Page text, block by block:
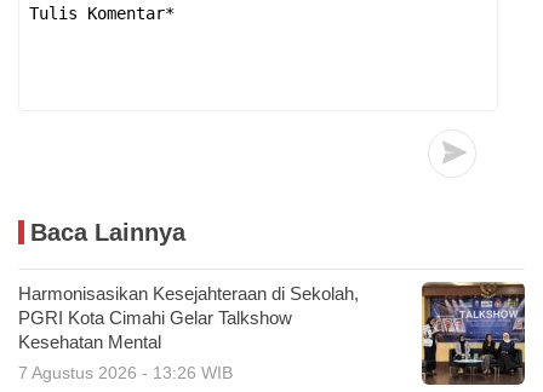
Baca Lainnya
Harmonisasikan Kesejahteraan di Sekolah,
PGRI Kota Cimahi Gelar Talkshow
Kesehatan Mental
7 Agustus 2026 - 13:26 WIB